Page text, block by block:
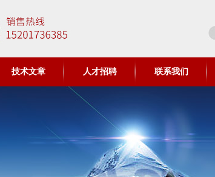
技术文章 人才招聘 联系我们